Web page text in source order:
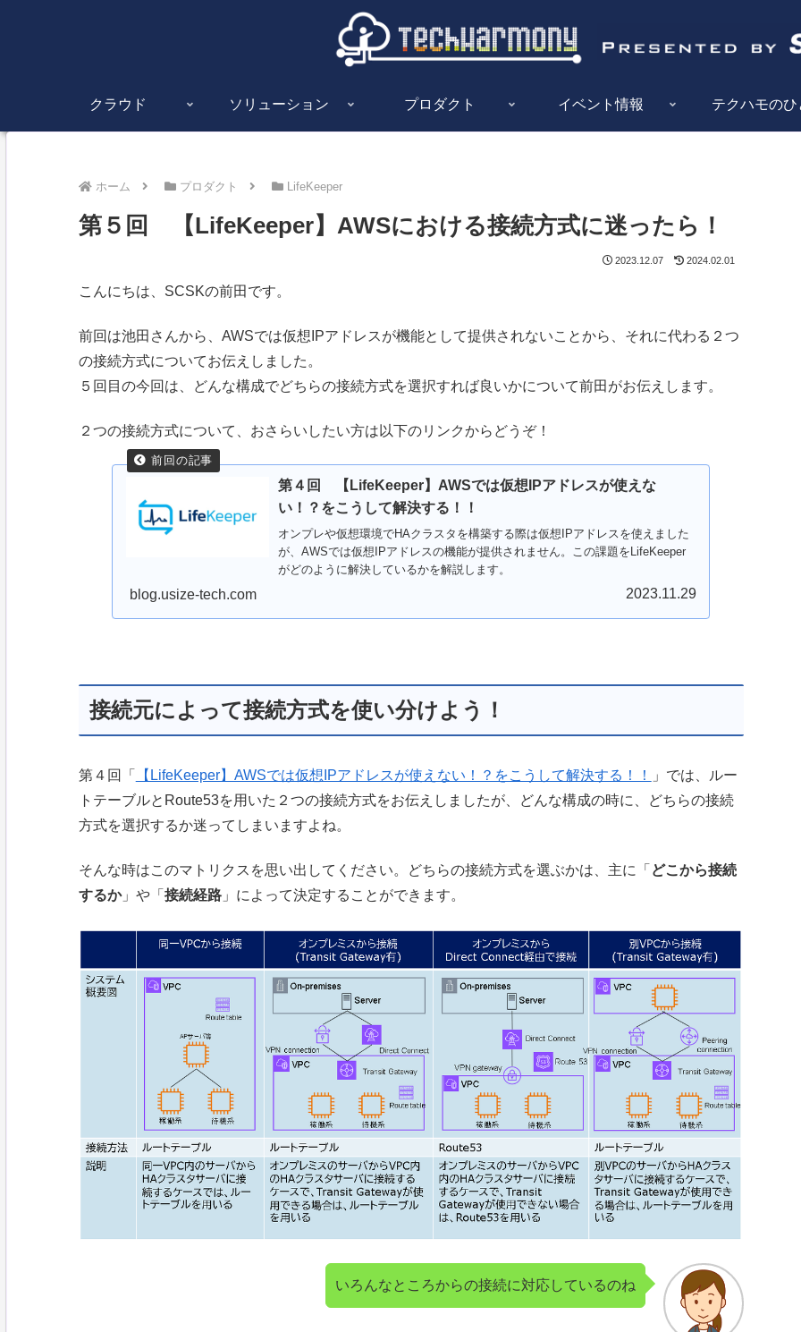
クラウド ソリューション プロダクト イベント情報 テクハモのひ
ホーム プロダクト LifeKeeper
第５回 【LifeKeeper】AWSにおける接続方式に迷ったら！
2023.12.07 2024.02.01
こんにちは、SCSKの前田です。
前回は池田さんから、AWSでは仮想IPアドレスが機能として提供されないことから、それに代わる２つ
の接続方式についてお伝えしました。
５回目の今回は、どんな構成でどちらの接続方式を選択すれば良いかについて前田がお伝えします。
２つの接続方式について、おさらいしたい方は以下のリンクからどうぞ！
第４回 【LifeKeeper】AWSでは仮想IPアドレスが使えな
い！？をこうして解決する！！
オンプレや仮想環境でHAクラスタを構築する際は仮想IPアドレスを使えました
が、AWSでは仮想IPアドレスの機能が提供されません。この課題をLifeKeeper
がどのように解決しているかを解説します。
blog.usize-tech.com 2023.11.29
接続元によって接続方式を使い分けよう！
第４回「 【LifeKeeper】AWSでは仮想IPアドレスが使えない！？をこうして解決する！！
」では、ルー
トテーブルとRoute53を用いた２つの接続方式をお伝えしましたが、どんな構成の時に、どちらの接続
方式を選択するか迷ってしまいますよね。
そんな時はこのマトリクスを思い出してください。どちらの接続方式を選ぶかは、主に「 どこから接続
するか」や「 接続経路」によって決定することができます。
いろんなところからの接続に対応しているのね